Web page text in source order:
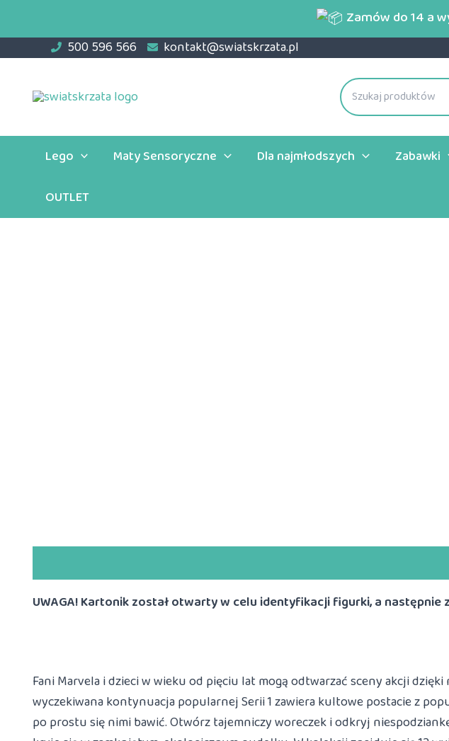
Zamów do 14 a
500 596 566 kontakt@swiatskrzata.pl
Lego Maty Sensoryczne Dla najmłodszych Zabawki
OUTLET
UWAGA! Kartonik został otwarty w celu identyfikacji figurki, a następnie
Fani Marvela i dzieci w wieku od pięciu lat mogą odtwarzać sceny akcji
wyczekiwana kontynuacja popularnej Serii 1 zawiera kultowe postacie z
po prostu się nimi bawić. Otwórz tajemniczy woreczek i odkryj